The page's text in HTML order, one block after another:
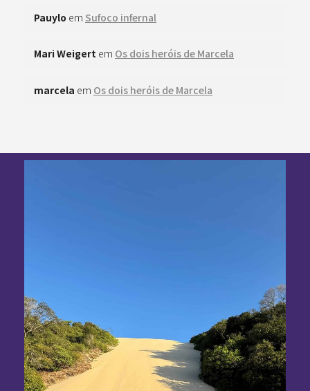
Pauylo em Sufoco infernal
Mari Weigert em Os dois heróis de Marcela
marcela em Os dois heróis de Marcela